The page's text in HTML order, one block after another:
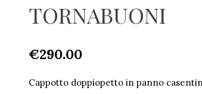
TORNABUONI
€290.00
Cappotto doppiopetto in panno